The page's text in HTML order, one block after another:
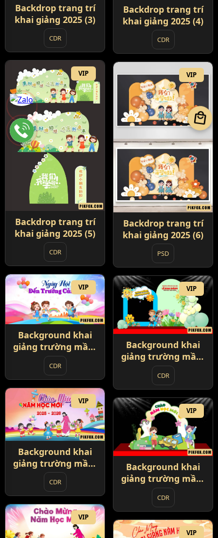
Backdrop trang trí
khai giảng 2025 (3)
CDR
Backdrop trang trí
khai giảng 2025 (4)
CDR
VIP
Backdrop trang trí
khai giảng 2025 (5)
CDR
VIP
Backdrop trang trí
khai giảng 2025 (6)
PSD
VIP
Background khai
giảng trường mầm
non 2025 (1)
CDR
VIP
Background khai
giảng trường mầm
non 2025 (2)
CDR
VIP
Background khai
giảng trường mầm
non 2025 (3)
CDR
VIP
Background khai
giảng trường mầm
non 2025 (4)
CDR
VIP
VIP
local_mall